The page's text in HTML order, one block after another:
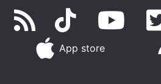
App store